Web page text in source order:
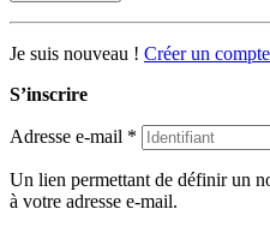
Je suis nouveau ! Créer un compte
S’inscrire
Adresse e-mail *
Un lien permettant de définir un
à votre adresse e-mail.